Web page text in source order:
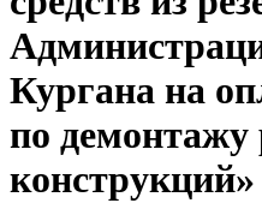
Кургана на
по
конструкций»